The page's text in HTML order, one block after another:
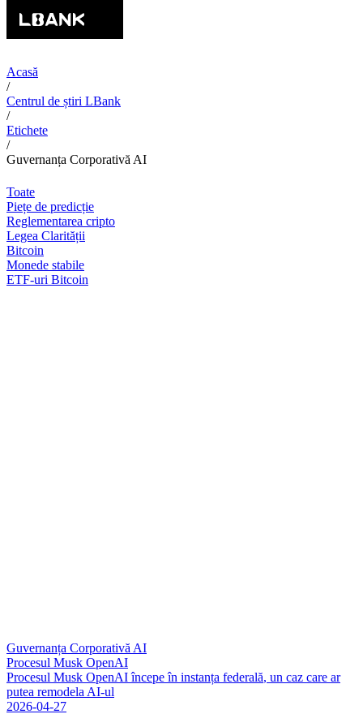
Acasă
/
Centrul de știri LBank
/
Etichete
/
Guvernanța Corporativă AI
Toate
Piețe de predicție
Reglementarea cripto
Legea Clarității
Bitcoin
Monede stabile
ETF-uri Bitcoin
Guvernanța Corporativă AI
Procesul Musk OpenAI
Procesul Musk OpenAI începe în instanța federală, un caz care ar
putea remodela AI-ul
2026-04-27